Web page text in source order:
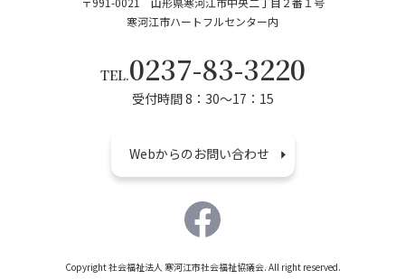
寒河江市ハートフルセンター内
TEL.0237-83-3220
受付時間 8：30～17：15
Webからのお問い合わせ
Copyright 社会福祉法人 寒河江市社会福祉協議会. All right reserved.